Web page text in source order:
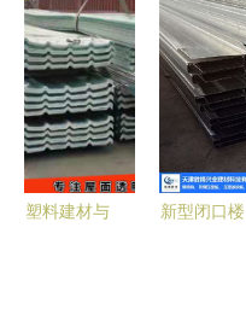
大型及工业
折叠门专业
厂家解析
择 山东建
通厂家高质
量效果图与
工程图解析
塑料建材与
新型闭口楼